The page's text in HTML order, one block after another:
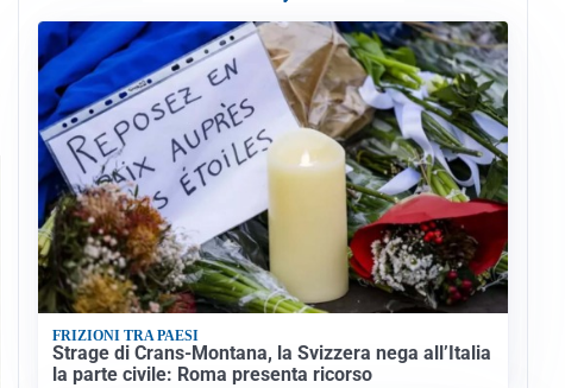
FRIZIONI TRA PAESI
Strage di Crans-Montana, la Svizzera nega all’Italia
la parte civile: Roma presenta ricorso